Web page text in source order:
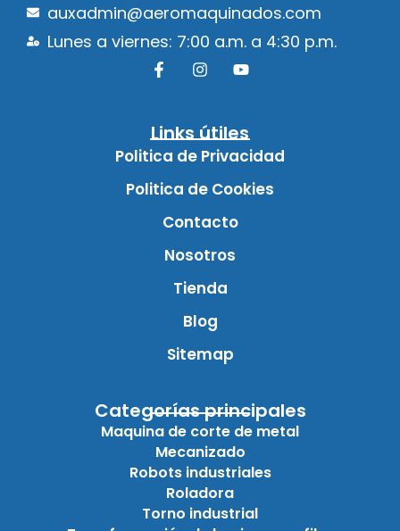
auxadmin@aeromaquinados.com
Lunes a viernes: 7:00 a.m. a 4:30 p.m.
Links útiles
Politica de Privacidad
Politica de Cookies
Contacto
Nosotros
Tienda
Blog
Sitemap
Categorías principales
Maquina de corte de metal
Mecanizado
Robots industriales
Roladora
Torno industrial